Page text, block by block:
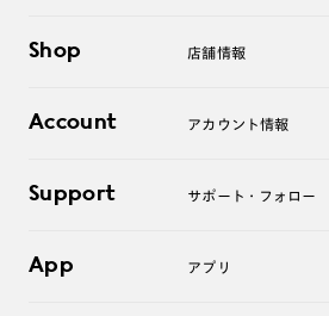
サングラス
コンタクトレンズ
アクセサリー
Shop 店舗情報
オンラインショップ
Account アカウント情報
ログアウト
Support サポート・フォロー
よくあるご質問
App アプリ